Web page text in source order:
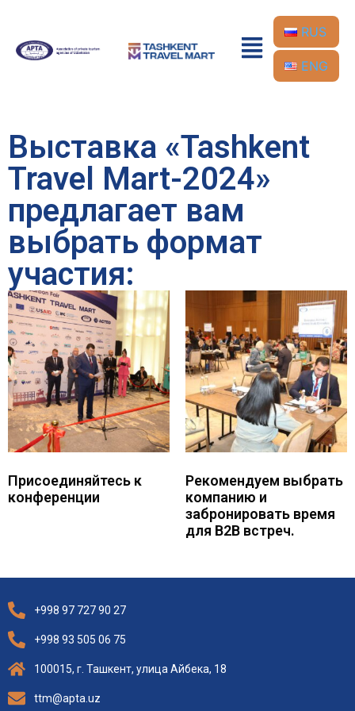
RUS
ENG
Выставка «Tashkent
Travel Mart-2024»
предлагает вам
выбрать формат
участия:
Присоединяйтесь к
конференции
Рекомендуем выбрать
компанию и
забронировать время
для B2B встреч.
+998 97 727 90 27
+998 93 505 06 75
100015, г. Ташкент, улица Айбека, 18
ttm@apta.uz